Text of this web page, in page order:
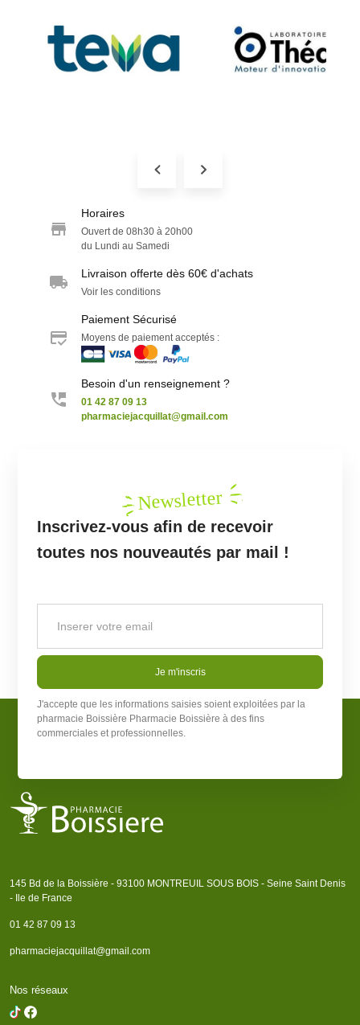
Horaires
Ouvert de 08h30 à 20h00
du Lundi au Samedi
Livraison offerte dès 60€ d'achats
Voir les conditions
Paiement Sécurisé
Moyens de paiement acceptés :
Besoin d'un renseignement ?
01 42 87 09 13
pharmaciejacquillat@gmail.com
Newsletter
Inscrivez-vous afin de recevoir
toutes nos nouveautés par mail !
Je m'inscris
J'accepte que les informations saisies soient exploitées par la
pharmacie Boissière Pharmacie Boissière à des fins
commerciales et professionnelles.
145 Bd de la Boissière - 93100 MONTREUIL SOUS BOIS - Seine Saint Denis
- Ile de France
01 42 87 09 13
pharmaciejacquillat@gmail.com
Nos réseaux